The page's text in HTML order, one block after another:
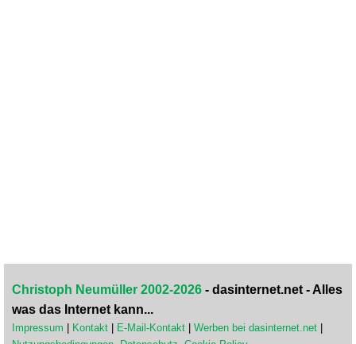
Christoph Neumüller 2002-2026 - dasinternet.net - Alles
was das Internet kann...
Impressum Kontakt E-Mail-Kontakt Werben bei dasinternet.net